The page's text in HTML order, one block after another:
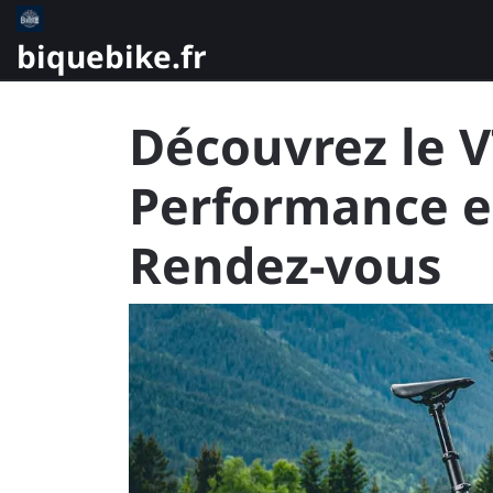
Skip
content
biquebike.fr
Découvrez le
Performance
Rendez-vous